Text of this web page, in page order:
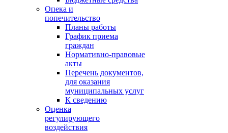
Опека и
попечительство
Планы работы
График приема
граждан
Нормативно-правовые
акты
Перечень документов,
для оказания
муниципальных услуг
К сведению
Оценка
регулирующего
воздействия